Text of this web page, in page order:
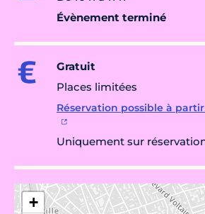
Évènement terminé
Gratuit
Places limitées
Réservation possible à
Uniquement sur
+